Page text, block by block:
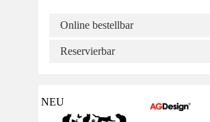
Online bestellbar
Reservierbar
NEU